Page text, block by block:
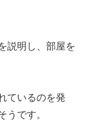
説明し、部屋を
ているのを発
うです。